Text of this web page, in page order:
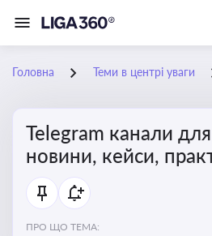
Головна Теми в центрі уваги
Telegram канали
новини, кейси,
ПРО ЩО ТЕМА: